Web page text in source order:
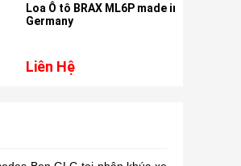
Loa Ô tô BRAX ML6P made in
Germany
Liên Hệ